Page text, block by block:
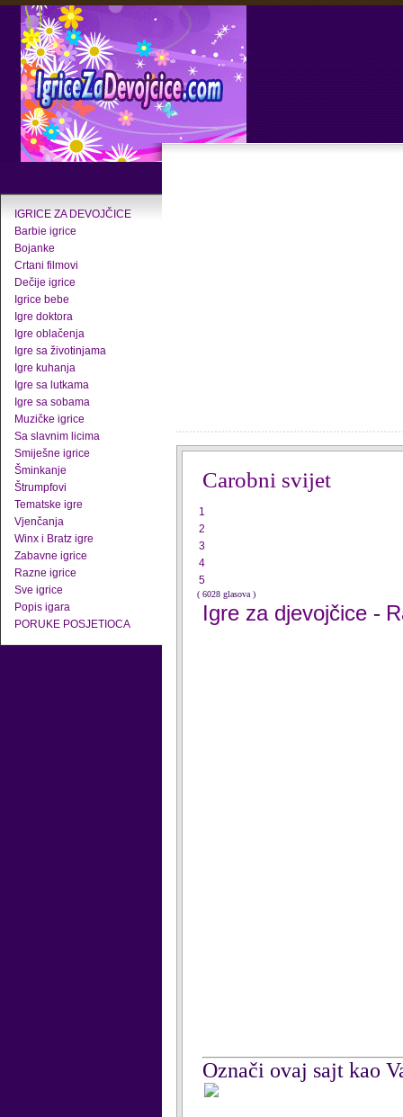
IGRICE ZA DEVOJČICE
Barbie igrice
Bojanke
Crtani filmovi
Dečije igrice
Igrice bebe
Igre doktora
Igre oblačenja
Igre sa životinjama
Igre kuhanja
Igre sa lutkama
Igre sa sobama
Muzičke igrice
Sa slavnim licima
Smiješne igrice
Šminkanje
Štrumpfovi
Tematske igre
Vjenčanja
Winx i Bratz igre
Zabavne igrice
Razne igrice
Sve igrice
Popis igara
PORUKE POSJETIOCA
Carobni svijet
1
2
3
4
5
( 6028 glasova )
Igre za djevojčice -
Označi ovaj sajt kao